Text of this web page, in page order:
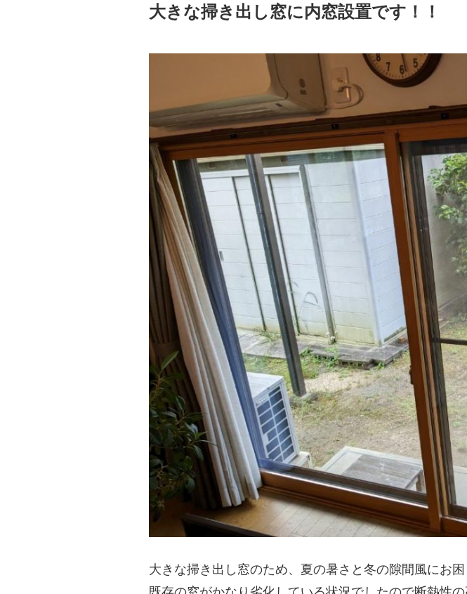
大きな掃き出し窓に内窓設置です！！
大きな掃き出し窓のため、夏の暑さと冬の隙間風にお